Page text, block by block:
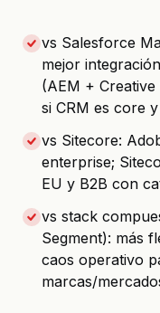
vs Salesforce
mejor
(AEM +
si CRM es core
vs Sitecore:
enterprise;
EU y B2B con
vs stack
Segment): más
caos operativo
marcas/